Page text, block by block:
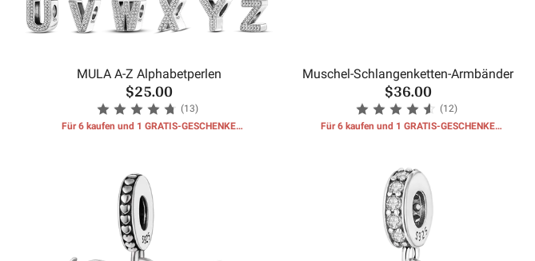
MULA A-Z Alphabetperlen
$25.00
(13)
Für 6 kaufen und 1 GRATIS-GESCHENKE
Muschel-Schlangenketten-Armbänder
$36.00
(12)
Für 6 kaufen und 1 GRATIS-GESCHENKE